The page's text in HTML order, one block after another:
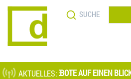
Direkt
Suche
AKTUELLES: AUF EINEN BLICK.